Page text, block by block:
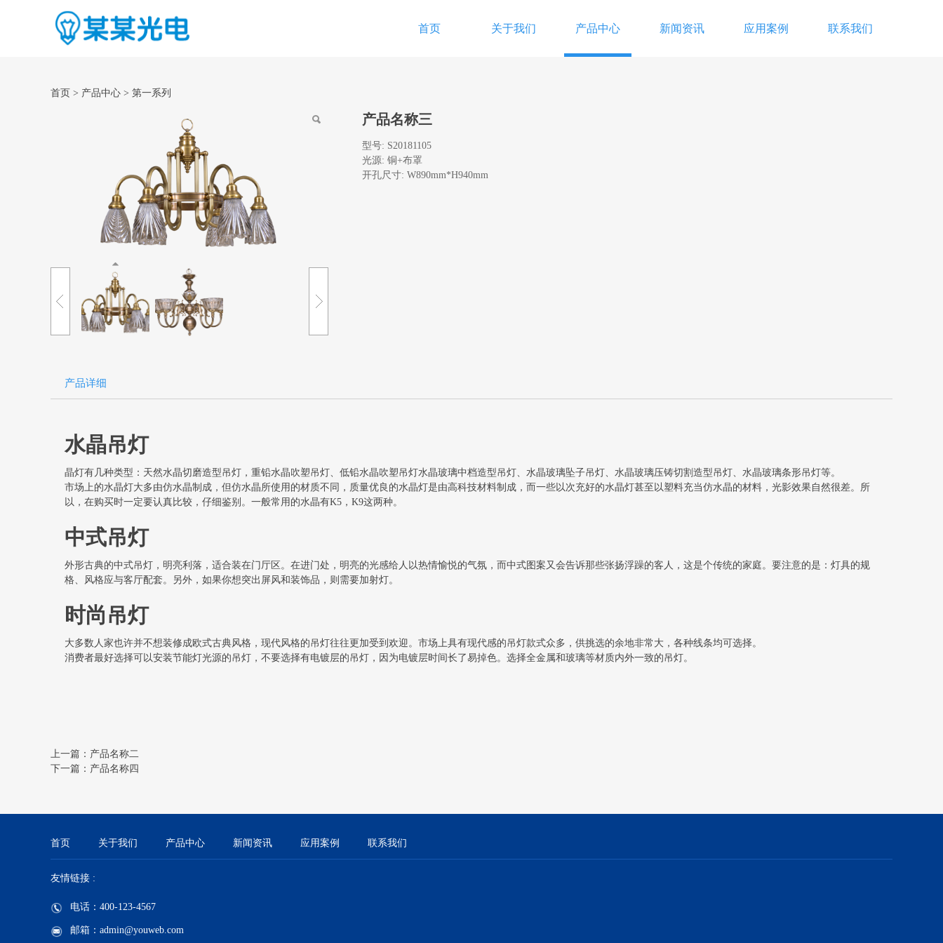
首页 关于我们 产品中心 新闻资讯 应用案例 联系我们
首页 > 产品中心 > 第一系列
产品名称三
型号: S20181105
光源: 铜+布罩
开孔尺寸: W890mm*H940mm
产品详细
水晶吊灯
晶灯有几种类型：天然水晶切磨造型吊灯，重铅水晶吹塑吊灯、低铅水晶吹塑吊灯水晶玻璃中档造型吊灯、水晶玻璃坠子吊灯、水晶玻璃压铸切割造型吊灯、水晶玻璃条形吊灯等。
市场上的水晶灯大多由仿水晶制成，但仿水晶所使用的材质不同，质量优良的水晶灯是由高科技材料制成，而一些以次充好的水晶灯甚至以塑料充当仿水晶的材料，光影效果自然很差。所
以，在购买时一定要认真比较，仔细鉴别。一般常用的水晶有K5，K9这两种。
中式吊灯
外形古典的中式吊灯，明亮利落，适合装在门厅区。在进门处，明亮的光感给人以热情愉悦的气氛，而中式图案又会告诉那些张扬浮躁的客人，这是个传统的家庭。要注意的是：灯具的规
格、风格应与客厅配套。另外，如果你想突出屏风和装饰品，则需要加射灯。
时尚吊灯
大多数人家也许并不想装修成欧式古典风格，现代风格的吊灯往往更加受到欢迎。市场上具有现代感的吊灯款式众多，供挑选的余地非常大，各种线条均可选择。
消费者最好选择可以安装节能灯光源的吊灯，不要选择有电镀层的吊灯，因为电镀层时间长了易掉色。选择全金属和玻璃等材质内外一致的吊灯。
上一篇：产品名称二
下一篇：产品名称四
首页 关于我们 产品中心 新闻资讯 应用案例 联系我们
友情链接 :
电话：400-123-4567
邮箱：admin@youweb.com